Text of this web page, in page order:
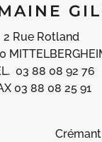
2 Rue Rotland
03 88 08 92 76
03 88 08 25 91